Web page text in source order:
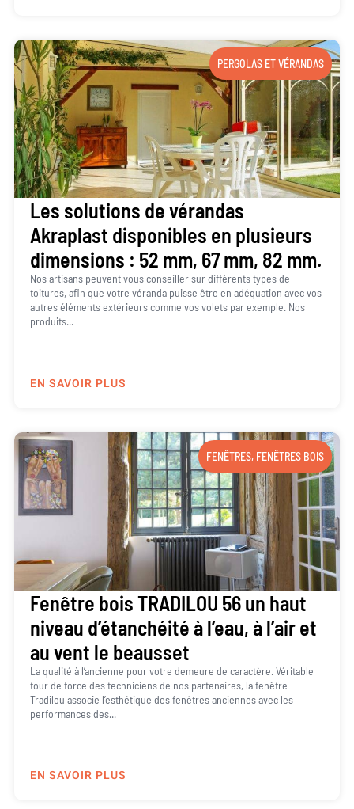
PERGOLAS ET VÉRANDAS
Les solutions de vérandas
Akraplast disponibles en plusieurs
dimensions : 52 mm, 67 mm, 82 mm.
Nos artisans peuvent vous conseiller sur différents types de
toitures, afin que votre véranda puisse être en adéquation avec vos
autres éléments extérieurs comme vos volets par exemple. Nos
produits...
EN SAVOIR PLUS
FENÊTRES, FENÊTRES BOIS
Fenêtre bois TRADILOU 56 un haut
niveau d’étanchéité à l’eau, à l’air et
au vent le beausset
La qualité à l’ancienne pour votre demeure de caractère. Véritable
tour de force des techniciens de nos partenaires, la fenêtre
Tradilou associe l’esthétique des fenêtres anciennes avec les
performances des...
EN SAVOIR PLUS